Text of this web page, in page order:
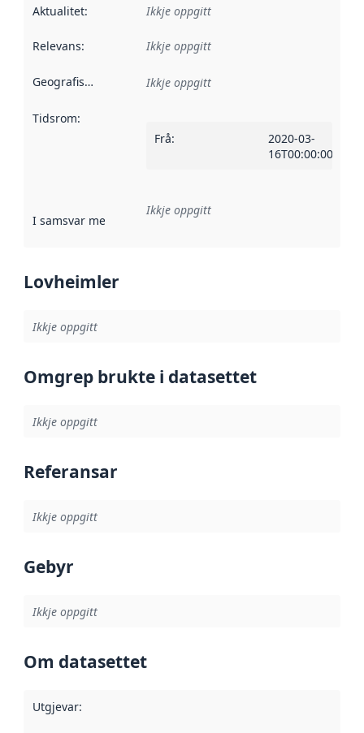
Aktualitet: Ikkje oppgitt
Relevans: Ikkje oppgitt
Geografisk område Ikkje oppgitt
Tidsrom:
Frå:
2020-03-
16T00:00:00Z
I samsvar med Referanse til ei implementeringsregel eller
Ikkje oppgitt
Lovheimler
Ikkje oppgitt
Omgrep brukte i datasettet
Ikkje oppgitt
Referansar
Ikkje oppgitt
Gebyr
Ikkje oppgitt
Om datasettet
Utgjevar: